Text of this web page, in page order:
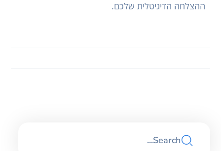
ההצלחה הדיגיטלית שלכם.